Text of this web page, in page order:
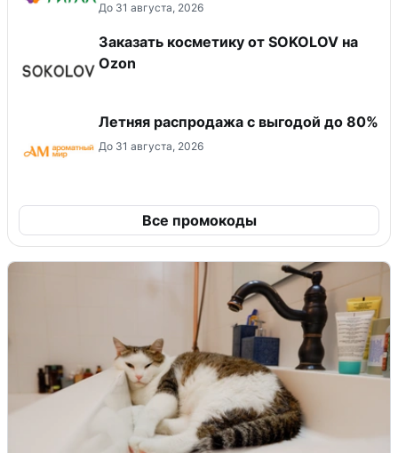
До 31 августа, 2026
Заказать косметику от SOKOLOV на
Ozon
Летняя распродажа с выгодой до 80%
До 31 августа, 2026
Все промокоды